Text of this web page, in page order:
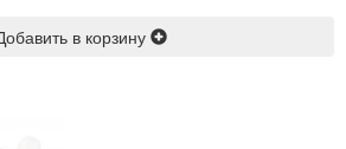
в корзину